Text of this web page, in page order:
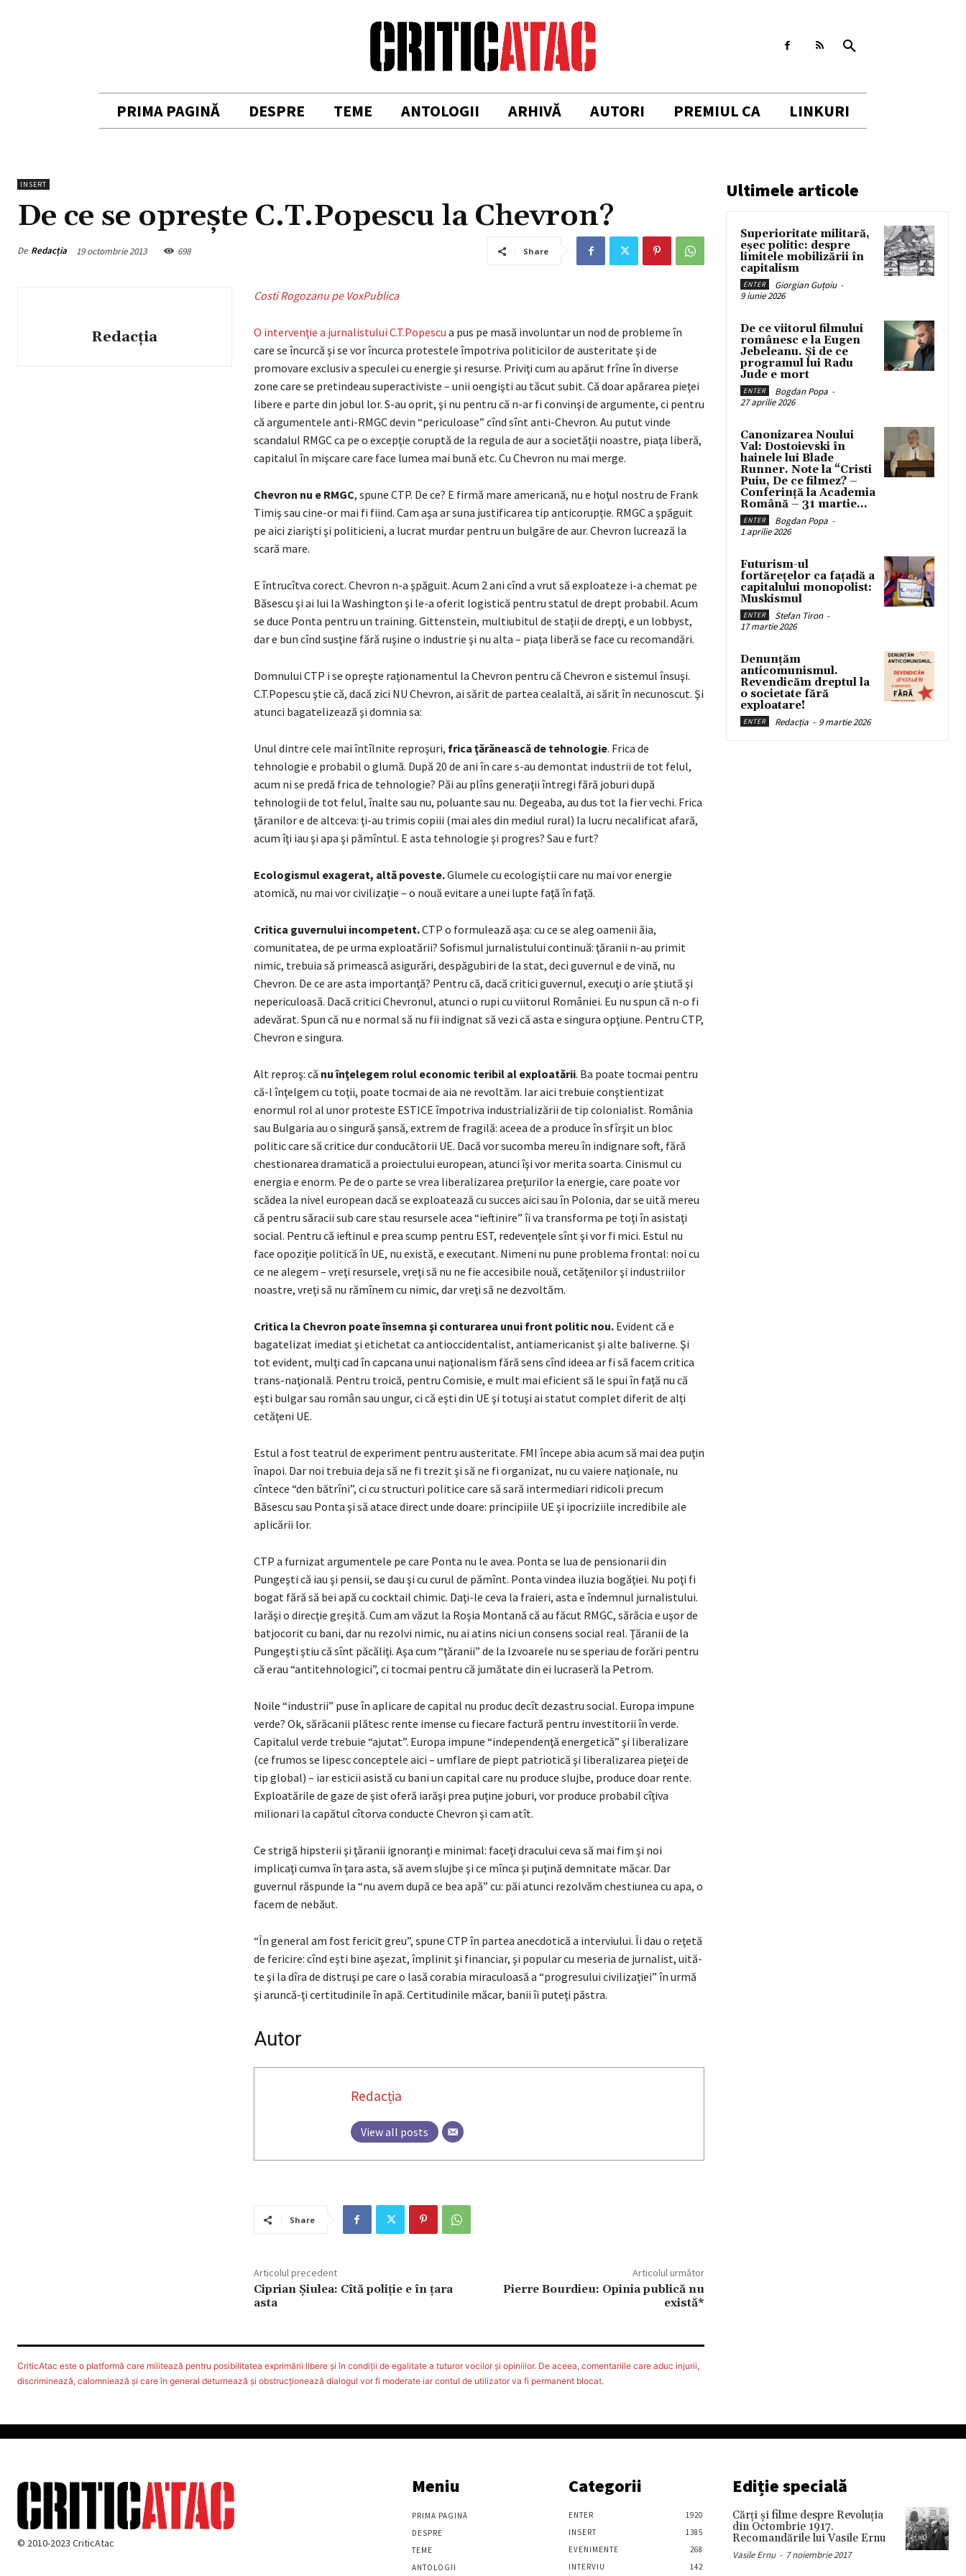
PRIMA PAGINĂ DESPRE TEME ANTOLOGII ARHIVĂ AUTORI PREMIUL CA LINKURI
INSERT
De ce se opreşte C.T.Popescu la Chevron?
De Redacția 19 octombrie 2013 698 Share
Redacția
Costi Rogozanu pe VoxPublica
O intervenţie a jurnalistului C.T.Popescu a pus pe masă involuntar un nod de probleme în
care se încurcă şi se vor încurca protestele împotriva politicilor de austeritate şi de
promovare exclusiv a speculei cu energie şi resurse. Priviţi cum au apărut frîne în diverse
zone care se pretindeau superactiviste – unii oengişti au tăcut subit. Că doar apărarea pieţei
libere e parte din jobul lor. S-au oprit, şi nu pentru că n-ar fi convinşi de argumente, ci pentru
că argumentele anti-RMGC devin “periculoase” cînd sînt anti-Chevron. Au putut vinde
scandalul RMGC ca pe o excepţie coruptă de la regula de aur a societăţii noastre, piaţa liberă,
capitalul în mişcare care face lumea mai bună etc. Cu Chevron nu mai merge.
Chevron nu e RMGC, spune CTP. De ce? E firmă mare americană, nu e hoţul nostru de Frank
Timiş sau cine-or mai fi fiind. Cam aşa ar suna justificarea tip anticorupţie. RMGC a şpăguit
pe aici ziarişti şi politicieni, a lucrat murdar pentru un bulgăre de aur. Chevron lucrează la
scară mare.
E întrucîtva corect. Chevron n-a şpăguit. Acum 2 ani cînd a vrut să exploateze i-a chemat pe
Băsescu şi ai lui la Washington şi le-a oferit logistică pentru statul de drept probabil. Acum
se duce Ponta pentru un training. Gittenstein, multiubitul de staţii de drepţi, e un lobbyst,
dar e bun cînd susţine fără ruşine o industrie şi nu alta – piaţa liberă se face cu recomandări.
Domnului CTP i se opreşte raţionamentul la Chevron pentru că Chevron e sistemul însuşi.
C.T.Popescu ştie că, dacă zici NU Chevron, ai sărit de partea cealaltă, ai sărit în necunoscut. Şi
atunci bagatelizează şi domnia sa:
Unul dintre cele mai întîlnite reproşuri, frica ţărănească de tehnologie. Frica de
tehnologie e probabil o glumă. După 20 de ani în care s-au demontat industrii de tot felul,
acum ni se predă frica de tehnologie? Păi au plîns generaţii întregi fără joburi după
tehnologii de tot felul, înalte sau nu, poluante sau nu. Degeaba, au dus tot la fier vechi. Frica
ţăranilor e de altceva: ţi-au trimis copiii (mai ales din mediul rural) la lucru necalificat afară,
acum îţi iau şi apa şi pămîntul. E asta tehnologie şi progres? Sau e furt?
Ecologismul exagerat, altă poveste.Glumele cu ecologiştii care nu mai vor energie
atomică, nu mai vor civilizaţie – o nouă evitare a unei lupte faţă în faţă.
Critica guvernului incompetent.CTP o formulează aşa: cu ce se aleg oamenii ăia,
comunitatea, de pe urma exploatării? Sofismul jurnalistului continuă: ţăranii n-au primit
nimic, trebuia să primească asigurări, despăgubiri de la stat, deci guvernul e de vină, nu
Chevron. De ce are asta importanţă? Pentru că, dacă critici guvernul, execuţi o arie ştiută şi
nepericuloasă. Dacă critici Chevronul, atunci o rupi cu viitorul României. Eu nu spun că n-o fi
adevărat. Spun că nu e normal să nu fii indignat să vezi că asta e singura opţiune. Pentru CTP,
Chevron e singura.
Alt reproş: că nu înţelegem rolul economic teribil al exploatării. Ba poate tocmai pentru
că-l înţelgem cu toţii, poate tocmai de aia ne revoltăm. Iar aici trebuie conştientizat
enormul rol al unor proteste ESTICE împotriva industrializării de tip colonialist. România
sau Bulgaria au o singură şansă, extrem de fragilă: aceea de a produce în sfîrşit un bloc
politic care să critice dur conducătorii UE. Dacă vor sucomba mereu în indignare soft, fără
chestionarea dramatică a proiectului european, atunci îşi vor merita soarta. Cinismul cu
energia e enorm. Pe de o parte se vrea liberalizarea preţurilor la energie, care poate vor
scădea la nivel european dacă se exploatează cu succes aici sau în Polonia, dar se uită mereu
că pentru săracii sub care stau resursele acea “ieftinire” îi va transforma pe toţi în asistaţi
social. Pentru că ieftinul e prea scump pentru EST, redevenţele sînt şi vor fi mici. Estul nu
face opoziţie politică în UE, nu există, e executant. Nimeni nu pune problema frontal: noi cu
ce ne alegem – vreţi resursele, vreţi să nu ne fie accesibile nouă, cetăţenilor şi industriilor
noastre, vreţi să nu rămînem cu nimic, dar vreţi să ne dezvoltăm.
Critica la Chevron poate însemna şi conturarea unui front politic nou. Evident că e
bagatelizat imediat şi etichetat ca antioccidentalist, antiamericanist şi alte baliverne. Şi
tot evident, mulţi cad în capcana unui naţionalism fără sens cînd ideea ar fi să facem critica
trans-naţională. Pentru troică, pentru Comisie, e mult mai eficient să le spui în faţă nu că
eşti bulgar sau român sau ungur, ci că eşti din UE şi totuşi ai statut complet diferit de alţi
cetăţeni UE.
Estul a fost teatrul de experiment pentru austeritate. FMI începe abia acum să mai dea puţin
înapoi. Dar noi trebuia deja să ne fi trezit şi să ne fi organizat, nu cu vaiere naţionale, nu
cîntece “den bătrîni”, ci cu structuri politice care să sară intermediari ridicoli precum
Băsescu sau Ponta şi să atace direct unde doare: principiile UE şi ipocriziile incredibile ale
aplicării lor.
CTP a furnizat argumentele pe care Ponta nu le avea. Ponta se lua de pensionarii din
Pungeşti că iau şi pensii, se dau şi cu curul de pămînt. Ponta vindea iluzia bogăţiei. Nu poţi fi
bogat fără să bei apă cu cocktail chimic. Daţi-le ceva la fraieri, asta e îndemnul jurnalistului.
Iarăşi o direcţie greşită. Cum am văzut la Roşia Montană că au făcut RMGC, sărăcia e uşor de
batjocorit cu bani, dar nu rezolvi nimic, nu ai atins nici un consens social real. Ţăranii de la
Pungeşti ştiu că sînt păcăliţi. Aşa cum “ţăranii” de la Izvoarele nu se speriau de forări pentru
că erau “antitehnologici”, ci tocmai pentru că jumătate din ei lucraseră la Petrom.
Noile “industrii” puse în aplicare de capital nu produc decît dezastru social. Europa impune
verde? Ok, sărăcanii plătesc rente imense cu fiecare factură pentru investitorii în verde.
Capitalul verde trebuie “ajutat”. Europa impune “independenţă energetică” şi liberalizare
(ce frumos se lipesc conceptele aici – umflare de piept patriotică şi liberalizarea pieţei de
tip global) – iar esticii asistă cu bani un capital care nu produce slujbe, produce doar rente.
Exploatările de gaze de şist oferă iarăşi prea puţine joburi, vor produce probabil cîţiva
milionari la capătul cîtorva conducte Chevron şi cam atît.
Ce strigă hipsterii şi ţăranii ignoranţi e minimal: faceţi dracului ceva să mai fim şi noi
implicaţi cumva în ţara asta, să avem slujbe şi ce mînca şi puţină demnitate măcar. Dar
guvernul răspunde la “nu avem după ce bea apă” cu: păi atunci rezolvăm chestiunea cu apa, o
facem de nebăut.
“În general am fost fericit greu”, spune CTP în partea anecdotică a interviului. Îi dau o reţetă
de fericire: cînd eşti bine aşezat, împlinit şi financiar, şi popular cu meseria de jurnalist, uită-
te şi la dîra de distruşi pe care o lasă corabia miraculoasă a “progresului civilizaţiei” în urmă
şi aruncă-ţi certitudinile în apă. Certitudinile măcar, banii îi puteţi păstra.
Autor
Redacția
View all posts
Share
Articolul precedent
Ciprian Șiulea: Cîtă poliţie e în ţara
asta
Articolul următor
Pierre Bourdieu: Opinia publică nu
există*
CriticAtac este o platformă care militează pentru posibilitatea exprimării libere şi în condiţii de egalitate a tuturor vocilor şi opiniilor. De aceea, comentariile care aduc injurii,
discriminează, calomniează şi care în general deturnează şi obstrucţionează dialogul vor fi moderate iar contul de utilizator va fi permanent blocat.
Ultimele articole
Superioritate militară,
eșec politic: despre
limitele mobilizării în
capitalism
ENTER Giorgian Guțoiu -
9 iunie 2026
De ce viitorul filmului
românesc e la Eugen
Jebeleanu. Și de ce
programul lui Radu
Jude e mort
ENTER Bogdan Popa -
27 aprilie 2026
Canonizarea Noului
Val: Dostoievski în
hainele lui Blade
Runner. Note la “Cristi
Puiu, De ce filmez? –
Conferință la Academia
Română – 31 martie...
ENTER Bogdan Popa -
1 aprilie 2026
Futurism-ul
fortărețelor ca fațadă a
capitalului monopolist:
Muskismul
ENTER Stefan Tiron -
17 martie 2026
Denunțăm
anticomunismul.
Revendicăm dreptul la
o societate fără
exploatare!
ENTER Redacția - 9 martie 2026
© 2010-2023 CriticAtac
Meniu
PRIMA PAGINĂ
DESPRE
TEME
ANTOLOGII
Categorii
ENTER
1920
INSERT
1385
EVENIMENTE
268
INTERVIU
142
Ediție specială
Cărţi şi filme despre Revoluţia
din Octombrie 1917.
Recomandările lui Vasile Ernu
Vasile Ernu - 7 noiembrie 2017